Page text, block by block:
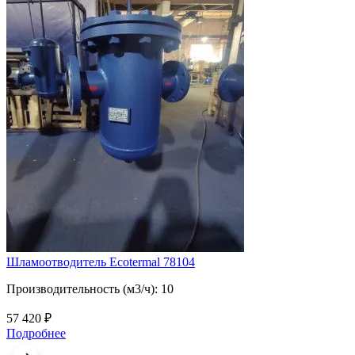
Шламоотводитель Ecotermal 78104
Производительность (м3/ч): 10
57 420 ₽
Подробнее